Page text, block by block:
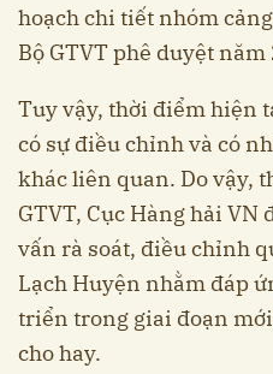
hoạch chi tiết nhóm
Bộ GTVT phê duyệt năm
Tuy vậy, thời điểm hiện
có sự điều chỉnh và có
khác liên quan. Do vậy,
GTVT, Cục Hàng hải
vấn rà soát, điều chỉnh
Lạch Huyện nhằm đáp
triển trong giai đoạn
cho hay.